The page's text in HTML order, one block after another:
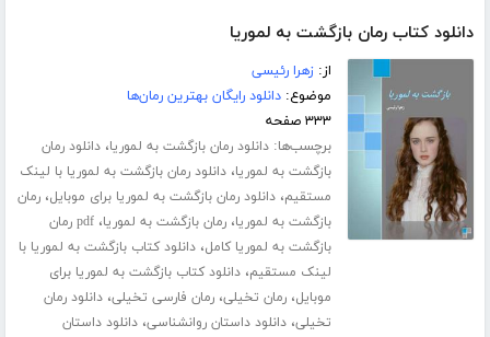
دانلود کتاب رمان بازگشت به لموریا
از:زهرا رئیسی
موضوع:دانلود رایگان بهترین رمان‌ها
۳۳۳ صفحه
برچسب‌ها:دانلود رمان بازگشت به لموریا،دانلود رمان
بازگشت به لموریا،دانلود رمان بازگشت به لموریا با لینک
مستقیم،دانلود رمان بازگشت به لموریا برای موبایل،رمان
بازگشت به لموریا،رمان بازگشت به لموریا،
pdf رمان
بازگشت به لموریا کامل،دانلود کتاب بازگشت به لموریا با
لینک مستقیم،دانلود کتاب بازگشت به لموریا برای
موبایل،رمان تخیلی،رمان فارسی تخیلی،دانلود رمان
تخیلی،دانلود داستان روانشناسی،دانلود داستان